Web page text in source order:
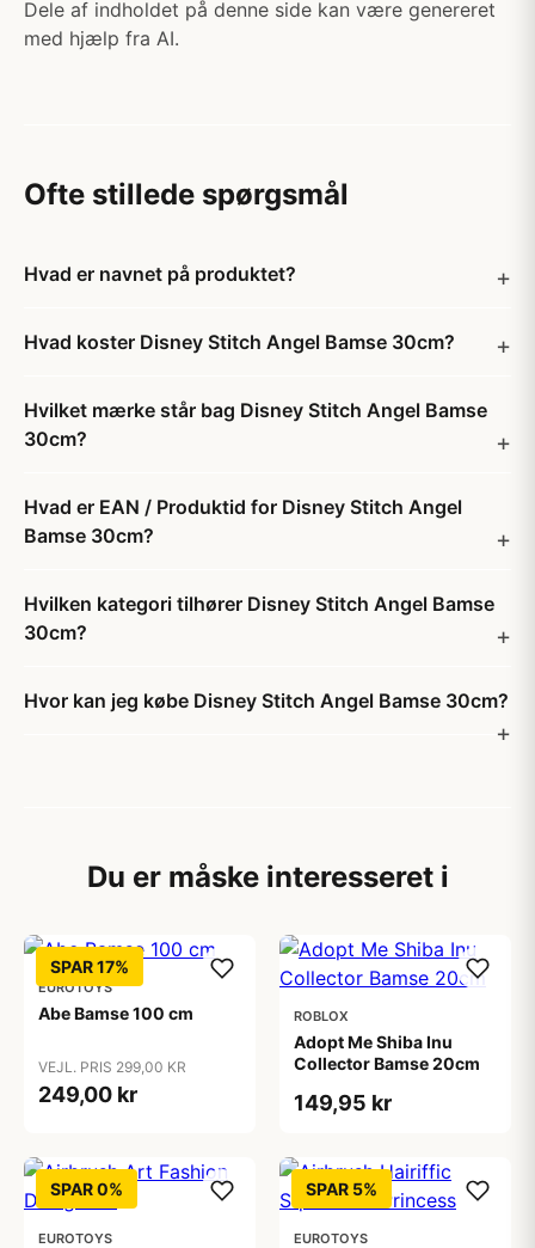
Dele af indholdet på denne side kan være genereret
med hjælp fra AI.
Ofte stillede spørgsmål
Hvad er navnet på produktet?
Hvad koster Disney Stitch Angel Bamse 30cm?
Hvilket mærke står bag Disney Stitch Angel Bamse
30cm?
Hvad er EAN / Produktid for Disney Stitch Angel
Bamse 30cm?
Hvilken kategori tilhører Disney Stitch Angel Bamse
30cm?
Hvor kan jeg købe Disney Stitch Angel Bamse 30cm?
Du er måske interesseret i
SPAR 17%
EUROTOYS
Abe Bamse 100 cm
VEJL. PRIS 299,00 KR
249,00 kr
ROBLOX
Adopt Me Shiba Inu
Collector Bamse 20cm
149,95 kr
SPAR 0%
EUROTOYS
SPAR 5%
EUROTOYS